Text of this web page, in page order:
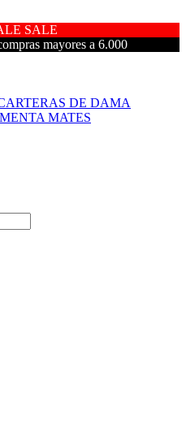
SALE
mayores a 6.000
DE DAMA
MATES